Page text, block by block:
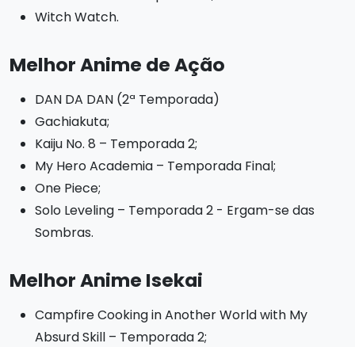
Witch Watch.
Melhor Anime de Ação
DAN DA DAN (2ª Temporada)
Gachiakuta;
Kaiju No. 8 – Temporada 2;
My Hero Academia – Temporada Final;
One Piece;
Solo Leveling – Temporada 2 - Ergam-se das
Sombras.
Melhor Anime Isekai
Campfire Cooking in Another World with My
Absurd Skill – Temporada 2;